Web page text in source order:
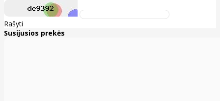
Rašyti
Susijusios prekės